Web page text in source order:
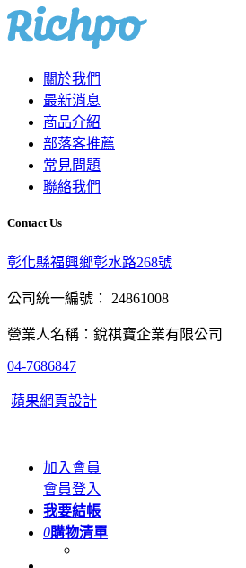
關於我們
最新消息
商品介紹
部落客推薦
常見問題
聯絡我們
Contact Us
彰化縣福興鄉彰水路268號
公司統一編號： 24861008
營業人名稱：銳祺寶企業有限公司
04-7686847
蘋果網頁設計
加入會員
會員登入
我要結帳
0購物清單